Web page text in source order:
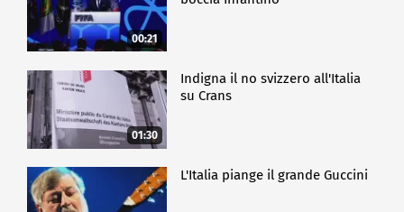
misure cautelari a cui Bolsonaro è sottoposto
comporterà la sua detenzione in carcere. L'ex
presidente, oltre al procedimento per tentativo di
golpe nel 2022 dopo la vittoria dell'attuale
presidente di centro-sinistra Lula alle elezioni, ha a
suo carico anche un'indagine separata per intralcio
alla Giustizia nell'ambito del processo.
ESTERI
00:21
01:30
Indigna il no svizzero all'Italia
su Crans
L'Italia piange il grande Guccini